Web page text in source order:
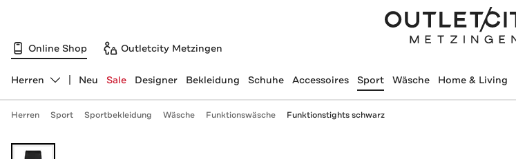
Online Shop Outletcity Metzingen
Abteilung ändern, ausgewählt:
Herren Neu Sale Designer Bekleidung Schuhe Accessoires Sport Wäsche Home & Living
Herren Sport Sportbekleidung Wäsche Funktionswäsche Funktionstights schwarz